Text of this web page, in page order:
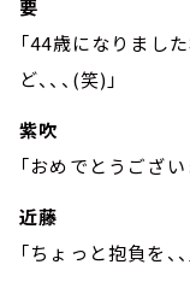
要
「44歳になりまし
ど、、、(笑)」
紫吹
「おめでとうござい
近藤
「ちょっと抱負を、、